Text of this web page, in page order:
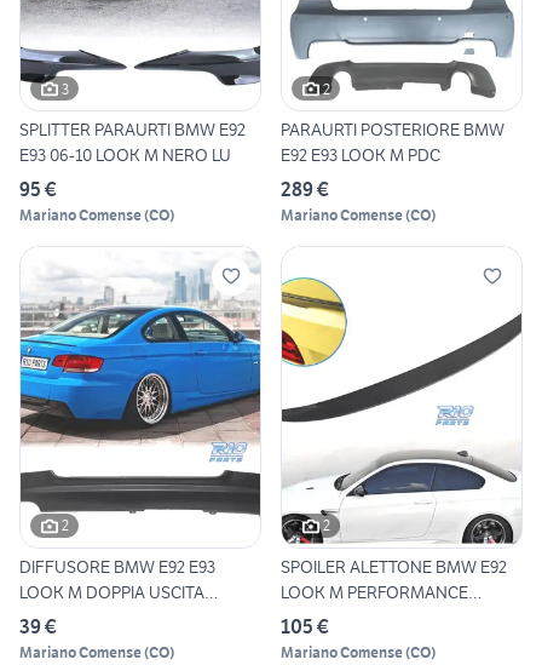
3
SPLITTER PARAURTI BMW E92
E93 06-10 LOOK M NERO LU
95 €
Mariano Comense(CO)
2
PARAURTI POSTERIORE BMW
E92 E93 LOOK M PDC
289 €
Mariano Comense(CO)
2
DIFFUSORE BMW E92 E93
LOOK M DOPPIA USCITA
SINISTR
39 €
Mariano Comense(CO)
2
SPOILER ALETTONE BMW E92
LOOK M PERFORMANCE
CARBON
105 €
Mariano Comense(CO)